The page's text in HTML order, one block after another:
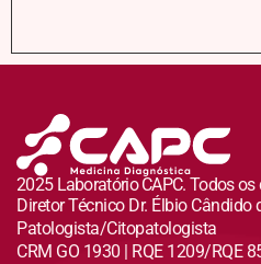
2025 Laboratório CAPC. Todos os
Diretor Técnico Dr. Élbio Cândido
Patologista/Citopatologista
CRM GO 1930 | RQE 1209/RQE